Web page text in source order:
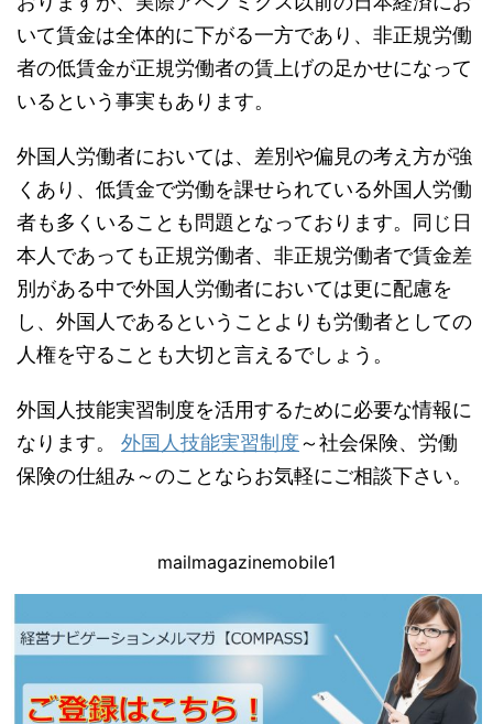
いて賃金は全体的に下がる一方であり、非正規労働
者の低賃金が正規労働者の賃上げの足かせになって
いるという事実もあります。
外国人労働者においては、差別や偏見の考え方が強
くあり、低賃金で労働を課せられている外国人労働
者も多くいることも問題となっております。同じ日
本人であっても正規労働者、非正規労働者で賃金差
別がある中で外国人労働者においては更に配慮を
し、外国人であるということよりも労働者としての
人権を守ることも大切と言えるでしょう。
外国人技能実習制度を活用するために必要な情報に
なります。 外国人技能実習制度～社会保険、労働
保険の仕組み～のことならお気軽にご相談下さい。
mailmagazinemobile1